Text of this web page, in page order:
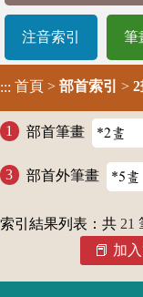
注音索引 筆
::: 首頁 > 部首索引 > 2
部首筆畫
部首外筆畫
索引結果列表：共 21
加